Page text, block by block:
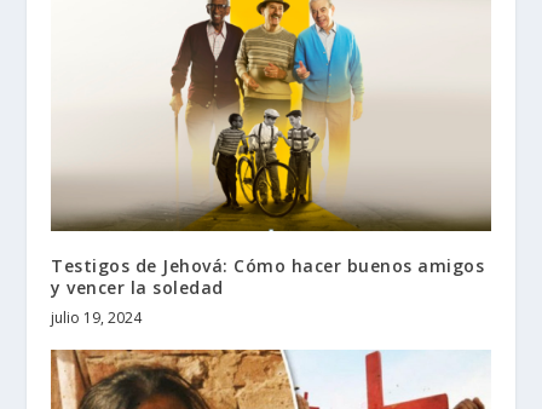
Testigos de Jehová: Cómo hacer buenos amigos
y vencer la soledad
julio 19, 2024